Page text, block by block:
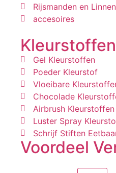
Rijsmanden en
accesoires
Kleurstoffen
Gel Kleurstoffen
Poeder Kleurstof
Vloeibare
Chocolade
Airbrush Kleurstoffen
Luster Spray
Schrijf Stiften
Voordeel